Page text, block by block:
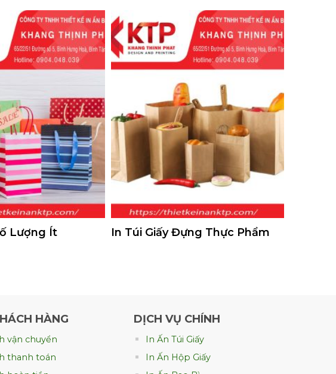
ghi nhớ thương hiệu lâu hơn. Đặc biệt với giấy kraft, sự
Lượng Ít In Túi Giấy Đựng Thực Phẩm
HÀNG
vận chuyển
thanh toán
DỊCH VỤ CHÍNH
In Ấn Túi Giấy
In Ấn Hộp Giấy